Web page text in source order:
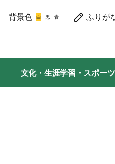
背景色
文化・生涯学習・スポーツ